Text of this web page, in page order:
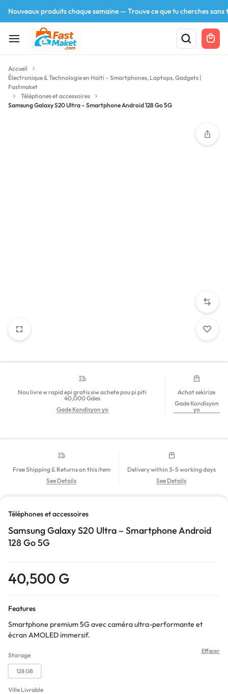
Nouveaux produits chaque semaine — Trouve ce que tu cherches sans
Accueil
Électronique & Technologie en Haïti – Smartphones, Laptops, Gadgets |
Fastmaket
Téléphones et accessoires
Samsung Galaxy S20 Ultra – Smartphone Android 128 Go 5G
Nou livre w rapid epi gratis siw achete pou pi piti
40,000 Gdes
Gade Kondisyon yo
Achat sekirize
Gade Kondisyon
yo
Free Shipping & Returns on this item
See Details
Delivery within 3-5 working days
See Details
Téléphones et accessoires
Samsung Galaxy S20 Ultra – Smartphone Android
128 Go 5G
40,500 G
Features
Smartphone premium 5G avec caméra ultra-performante et
écran AMOLED immersif.
Storage
128 GB
Ville Livrable
Effacer